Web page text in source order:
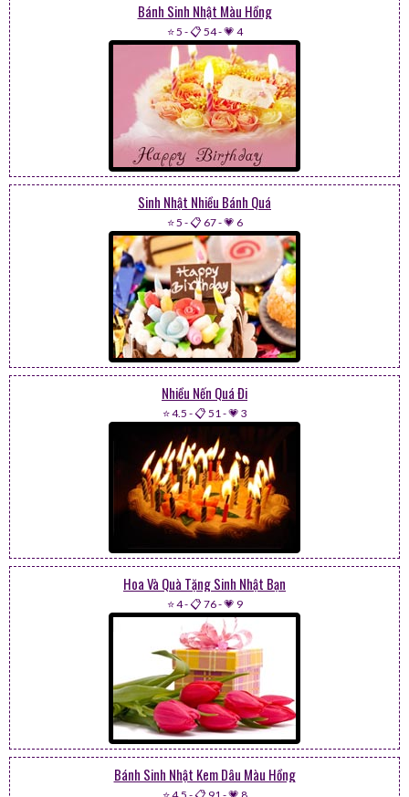
Bánh Sinh Nhật Màu Hồng
⭐ 5 -📋 54-💗 4
Sinh Nhật Nhiều Bánh Quá
⭐ 5 -📋 67-💗 6
Nhiều Nến Quá Đi
⭐ 4.5 -📋 51-💗 3
Hoa Và Quà Tặng Sinh Nhật Bạn
⭐ 4-📋 76-💗 9
Bánh Sinh Nhật Kem Dâu Màu Hồng